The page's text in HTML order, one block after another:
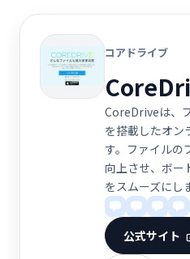
コアドライブ
CoreDriveは、
を搭載したオン
す。ファイルの
向上させ、ボー
をスムーズにし
公式サイト